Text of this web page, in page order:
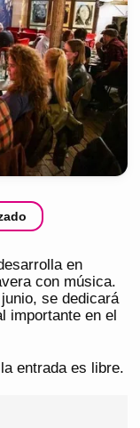
en
con música.
se dedicará
importante en el
entrada es libre.